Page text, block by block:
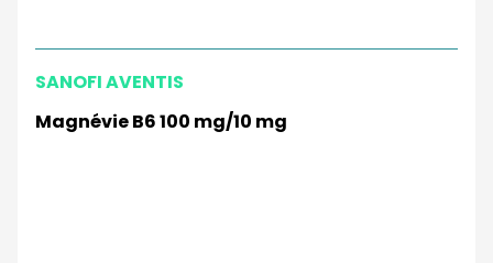
SANOFI AVENTIS
Magnévie B6 100 mg/10 mg